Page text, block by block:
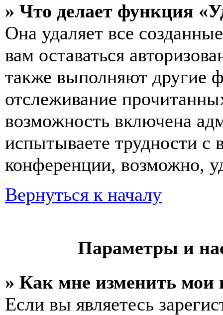
» Что делает функция
Она удаляет все
вам оставаться
также выполняют другие
отслеживание
возможность включена
испытываете трудности с
конференции, возможно,
Вернуться к началу
Параметры и
» Как мне изменить мои
Если вы являетесь